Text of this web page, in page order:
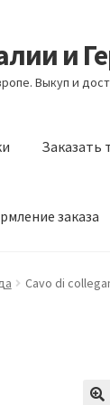
и
Выкуп и
Заказать
заказа
товары
Cavo di